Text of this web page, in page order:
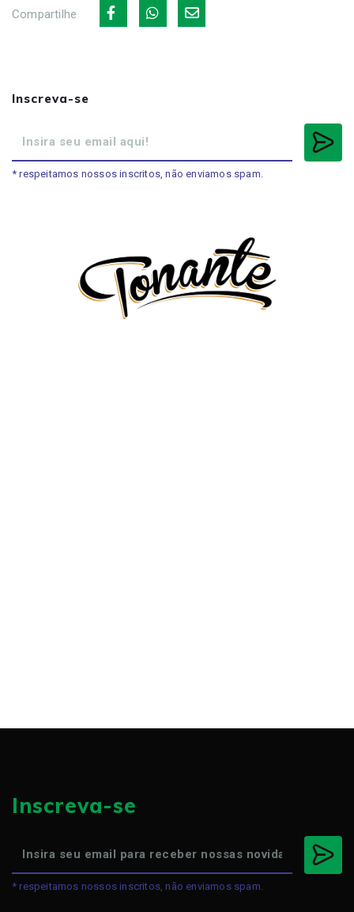
Compartilhe
Inscreva-se
* respeitamos nossos inscritos, não enviamos spam.
Inscreva-se
* respeitamos nossos inscritos, não enviamos spam.